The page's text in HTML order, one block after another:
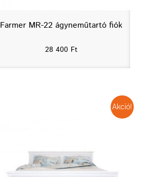
Farmer MR-22 ágyneműtartó fiók
28 400 Ft
Akció!